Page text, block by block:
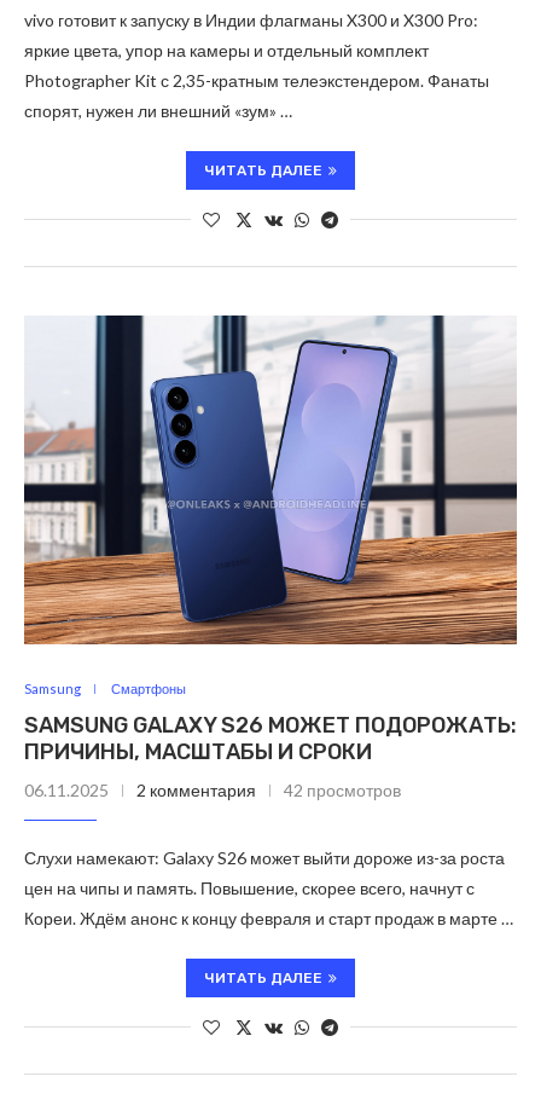
vivo готовит к запуску в Индии флагманы X300 и X300 Pro:
яркие цвета, упор на камеры и отдельный комплект
Photographer Kit с 2,35-кратным телеэкстендером. Фанаты
спорят, нужен ли внешний «зум» …
ЧИТАТЬ ДАЛЕЕ
Samsung Смартфоны
SAMSUNG GALAXY S26 МОЖЕТ ПОДОРОЖАТЬ:
ПРИЧИНЫ, МАСШТАБЫ И СРОКИ
06.11.2025 2 комментария 42 просмотров
Слухи намекают: Galaxy S26 может выйти дороже из-за роста
цен на чипы и память. Повышение, скорее всего, начнут с
Кореи. Ждём анонс к концу февраля и старт продаж в марте …
ЧИТАТЬ ДАЛЕЕ